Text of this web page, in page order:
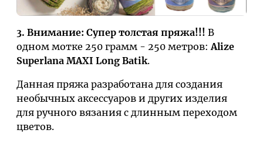
3. Внимание: Супер толстая пряжа!!! В
одном мотке 250 грамм - 250 метров: Alize
Superlana MAXI Long Batik.
Данная пряжа разработана для создания
необычных аксессуаров и других изделия
для ручного вязания с длинным переходом
цветов.